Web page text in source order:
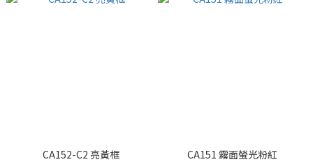
CA152-C2 亮黃框 CA151 霧面螢光粉紅